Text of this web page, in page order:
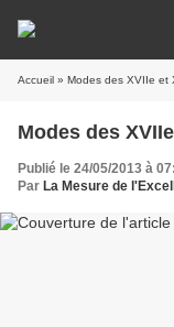
Accueil » Modes des XVIIe et
Modes des
Publié le 24/05/2013 à
Par La Mesure de